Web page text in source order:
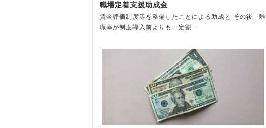
職場定着支援助成金
賃金評価制度等を整備したことによる助成と その後、離
職率が制度導入前よりも一定割…